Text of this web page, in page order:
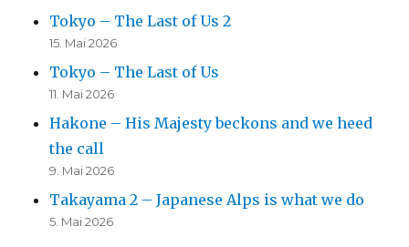
Tokyo – The Last of Us 2
15. Mai 2026
Tokyo – The Last of Us
11. Mai 2026
Hakone – His Majesty beckons and we heed
the call
9. Mai 2026
Takayama 2 – Japanese Alps is what we do
5. Mai 2026